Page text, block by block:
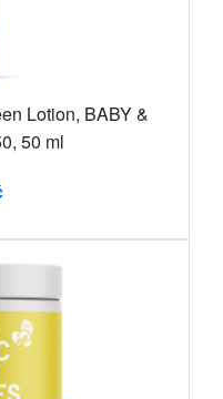
Lotion, BABY &
50 ml